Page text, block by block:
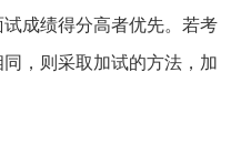
成绩得分高者优先。若考
，则采取加试的方法，加